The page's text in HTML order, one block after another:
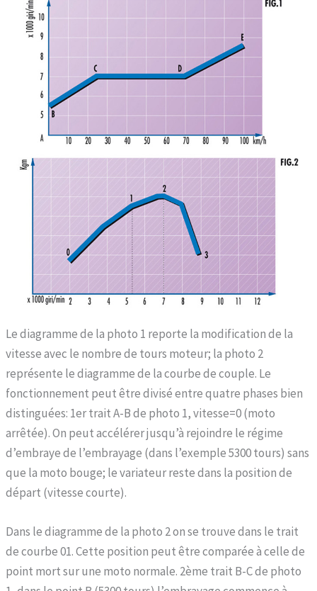
Le diagramme de la photo 1 reporte la modification de la
vitesse avec le nombre de tours moteur; la photo 2
représente le diagramme de la courbe de couple. Le
fonctionnement peut être divisé entre quatre phases bien
distinguées: 1er trait A-B de photo 1, vitesse=0 (moto
arrêtée). On peut accélérer jusqu’à rejoindre le régime
d’embraye de l’embrayage (dans l’exemple 5300 tours) sans
que la moto bouge; le variateur reste dans la position de
départ (vitesse courte).
Dans le diagramme de la photo 2 on se trouve dans le trait
de courbe 01. Cette position peut être comparée à celle de
point mort sur une moto normale. 2ème trait B-C de photo